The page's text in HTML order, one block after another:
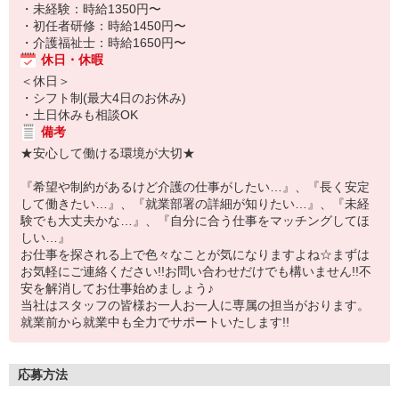
・未経験：時給1350円〜
・初任者研修：時給1450円〜
・介護福祉士：時給1650円〜
休日・休暇
＜休日＞
・シフト制(最大4日のお休み)
・土日休みも相談OK
備考
★安心して働ける環境が大切★
『希望や制約があるけど介護の仕事がしたい…』、『長く安定
して働きたい…』、『就業部署の詳細が知りたい…』、『未経
験でも大丈夫かな…』、『自分に合う仕事をマッチングしてほ
しい…』
お仕事を探される上で色々なことが気になりますよね☆まずは
お気軽にご連絡ください!!お問い合わせだけでも構いません!!不
安を解消してお仕事始めましょう♪
当社はスタッフの皆様お一人お一人に専属の担当がおります。
就業前から就業中も全力でサポートいたします!!
応募方法